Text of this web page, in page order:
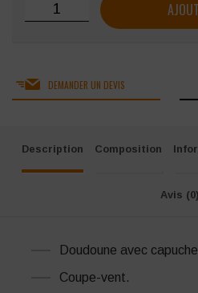
quantité de Doudoune légère
DEMANDER UN DEVIS
Description Composition
Avis (0)
Doudoune avec
Coupe-vent.